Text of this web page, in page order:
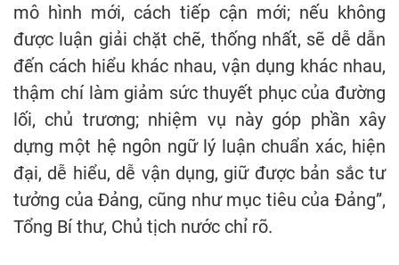
mô hình mới, cách tiếp cận mới; nếu không
được luận giải chặt chẽ, thống nhất, sẽ dễ dẫn
đến cách hiểu khác nhau, vận dụng khác nhau,
thậm chí làm giảm sức thuyết phục của đường
lối, chủ trương; nhiệm vụ này góp phần xây
dựng một hệ ngôn ngữ lý luận chuẩn xác, hiện
đại, dễ hiểu, dễ vận dụng, giữ được bản sắc tư
tưởng của Đảng, cũng như mục tiêu của Đảng”,
Tổng Bí thư, Chủ tịch nước chỉ rõ.